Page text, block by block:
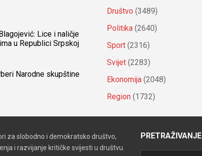
Lice i naličje
u Republici Srpskoj
Narodne skupštine
Društvo (3489)
Politika (2640)
Sport (2316)
Svijet (2283)
Ekonomija (2048)
Region (1732)
za slobodno i demokratsko društvo,
i razvijanje kritičke svijesti u društvu.
PRETRAŽIVANJE